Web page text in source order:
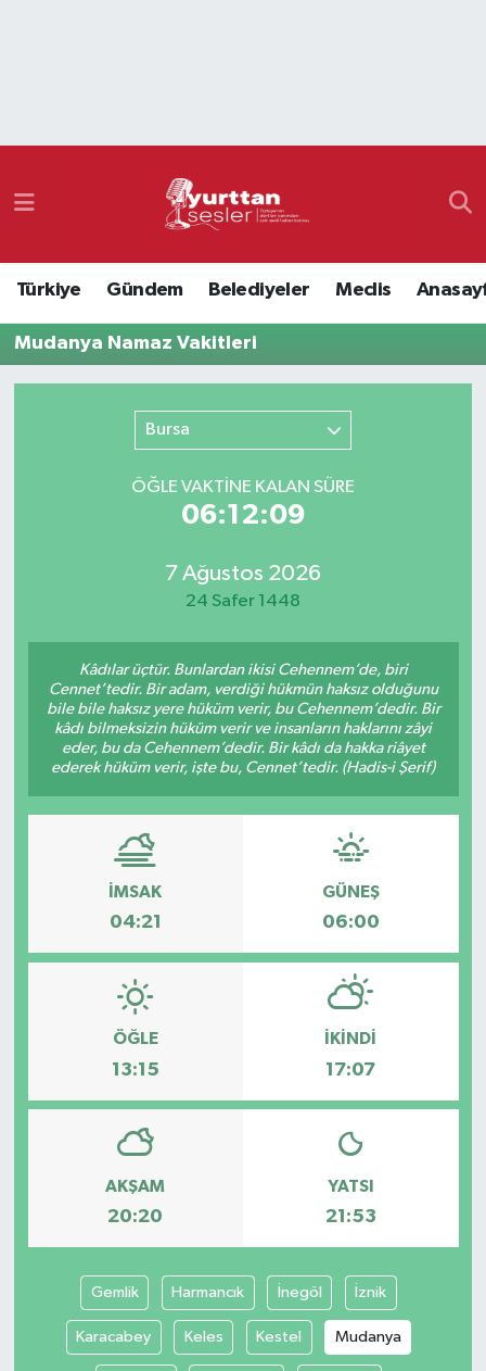
Türkiye Gündem Belediyeler Meclis
Mudanya Namaz Vakitleri
Bursa
ÖĞLE VAKTİNE KALAN SÜRE
06:12:09
7 Ağustos 2026
24 Safer 1448
Kâdılar üçtür. Bunlardan ikisi Cehennem’de, biri
Cennet’tedir. Bir adam, verdiği hükmün haksız olduğunu
bile bile haksız yere hüküm verir, bu Cehennem’dedir. Bir
kâdı bilmeksizin hüküm verir ve insanların haklarını zâyi
eder, bu da Cehennem’dedir. Bir kâdı da hakka riâyet
ederek hüküm verir, işte bu, Cennet’tedir. (Hadis-i Şerif)
İMSAK
04:21
GÜNEŞ
06:00
ÖĞLE
13:15
İKINDI
17:07
AKŞAM
20:20
YATSI
21:53
Gemlik Harmancık İnegöl İznik
Karacabey Keles Kestel Mudanya
Namaz Vakitleri
Süper Lig Puan Durumu ve Fikstür
Son Dakika Haberleri